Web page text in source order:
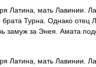
Латина, мать Лавинии.
Турна. Однако отец
замуж за Энея. Амата
Латина, мать Лавинии.